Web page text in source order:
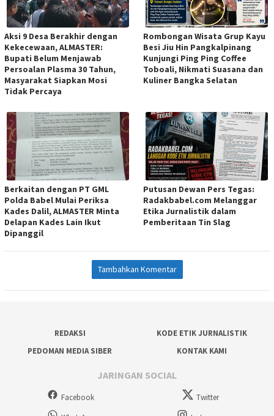
Aksi 9 Desa Berakhir dengan
Kekecewaan, ALMASTER:
Bupati Belum Menjawab
Persoalan Plasma 30 Tahun,
Masyarakat Siapkan Mosi
Tidak Percaya
Rombongan Wisata Grup Kayu
Besi Jiu Hin Pangkalpinang
Kunjungi Ping Ping Coffee
Toboali, Nikmati Suasana dan
Kuliner Bangka Selatan
Berkaitan dengan PT GML
Polda Babel Mulai Periksa
Kades Dalil, ALMASTER Minta
Delapan Kades Lain Ikut
Dipanggil
Putusan Dewan Pers Tegas:
Radakbabel.com Melanggar
Etika Jurnalistik dalam
Pemberitaan Tin Slag
Tambahkan Komentar
REDAKSI
KODE ETIK JURNALISTIK
PEDOMAN MEDIA SIBER
KONTAK KAMI
JARINGAN SOCIAL
Facebook
Twitter